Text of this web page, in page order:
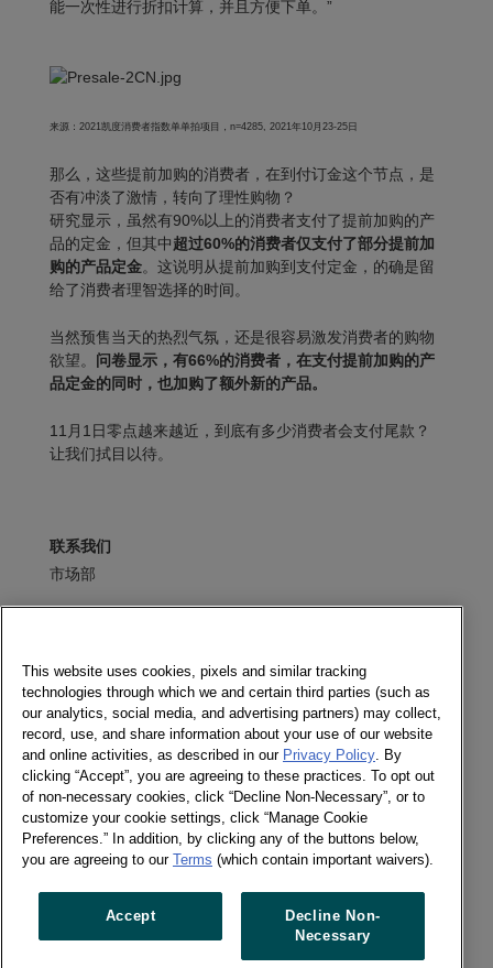
能一次性进行折扣计算，并且方便下单。”
来源：2021凯度消费者指数单单拍项目，n=4285, 2021年10月23-25日
那么，这些提前加购的消费者，在到付订金这个节点，是
否有冲淡了激情，转向了理性购物？
研究显示，虽然有90%以上的消费者支付了提前加购的产
品的定金，但其中超过60%的消费者仅支付了部分提前加
购的产品定金。这说明从提前加购到支付定金，的确是留
给了消费者理智选择的时间。
当然预售当天的热烈气氛，还是很容易激发消费者的购物
欲望。 问卷显示，有66%的消费者，在支付提前加购的产
品定金的同时，也加购了额外新的产品。
11月1日零点越来越近，到底有多少消费者会支付尾款？
让我们拭目以待。
联系我们
市场部
电子期刊
社交媒体
电子期刊
Twitter
LinkedIn
This website uses cookies, pixels and similar tracking
technologies through which we and certain third parties (such as
our analytics, social media, and advertising partners) may collect,
record, use, and share information about your use of our website
and online activities, as described in our Privacy Policy . By
clicking “Accept”, you are agreeing to these practices. To opt out
of non-necessary cookies, click “Decline Non-Necessary”, or to
customize your cookie settings, click “Manage Cookie
Preferences.” In addition, by clicking any of the buttons below,
you are agreeing to our Terms (which contain important waivers).
Accept
Decline Non-
Necessary